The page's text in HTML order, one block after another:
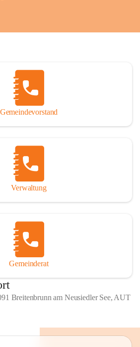
Gemeindevorstand
Verwaltung
Gemeinderat
Breitenbrunn am Neusiedler See, AUT